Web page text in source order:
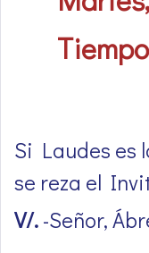
Si Laudes es
se reza el
V/.-Señor,